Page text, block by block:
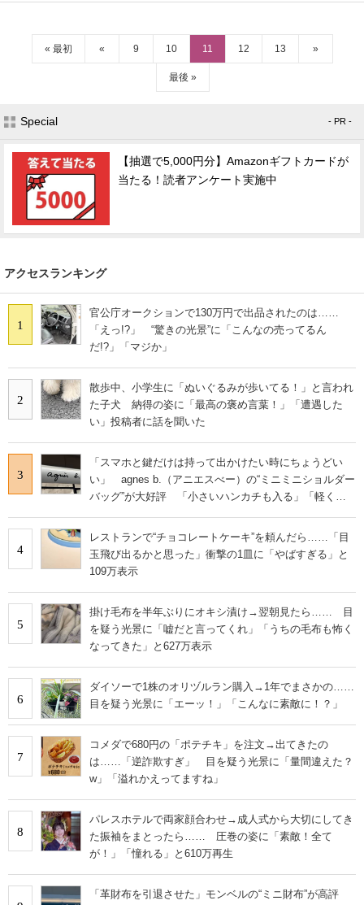
« 最初 « 9 10 11 12 13 »
最後 »
Special - PR -
【抽選で5,000円分】Amazonギフトカードが
当たる！読者アンケート実施中
アクセスランキング
1
官公庁オークションで130万円で出品されたのは……
「えっ!?」 “驚きの光景”に「こんなの売ってるん
だ!?」「マジか」
2
散歩中、小学生に「ぬいぐるみが歩いてる！」と言われ
た子犬 納得の姿に「最高の褒め言葉！」「遭遇した
い」投稿者に話を聞いた
3
「スマホと鍵だけは持って出かけたい時にちょうどい
い」 agnes b.（アニエスべー）の“ミニミニショルダー
バッグ”が大好評 「小さいハンカチも入る」「軽くて
4
レストランで“チョコレートケーキ”を頼んだら……「目
玉飛び出るかと思った」衝撃の1皿に「やばすぎる」と
109万表示
5
掛け毛布を半年ぶりにオキシ漬け→翌朝見たら…… 目
を疑う光景に「嘘だと言ってくれ」「うちの毛布も怖く
なってきた」と627万表示
6
ダイソーで1株のオリヅルラン購入→1年でまさかの……
目を疑う光景に「エーッ！」「こんなに素敵に！？」
7
コメダで680円の「ポテチキ」を注文→出てきたの
は……「逆詐欺すぎ」 目を疑う光景に「量間違えた？
w」「溢れかえってますね」
8
パレスホテルで両家顔合わせ→成人式から大切にしてき
た振袖をまとったら…… 圧巻の姿に「素敵！全て
が！」「憧れる」と610万再生
「革財布を引退させた」モンベルの“ミニ財布”が高評